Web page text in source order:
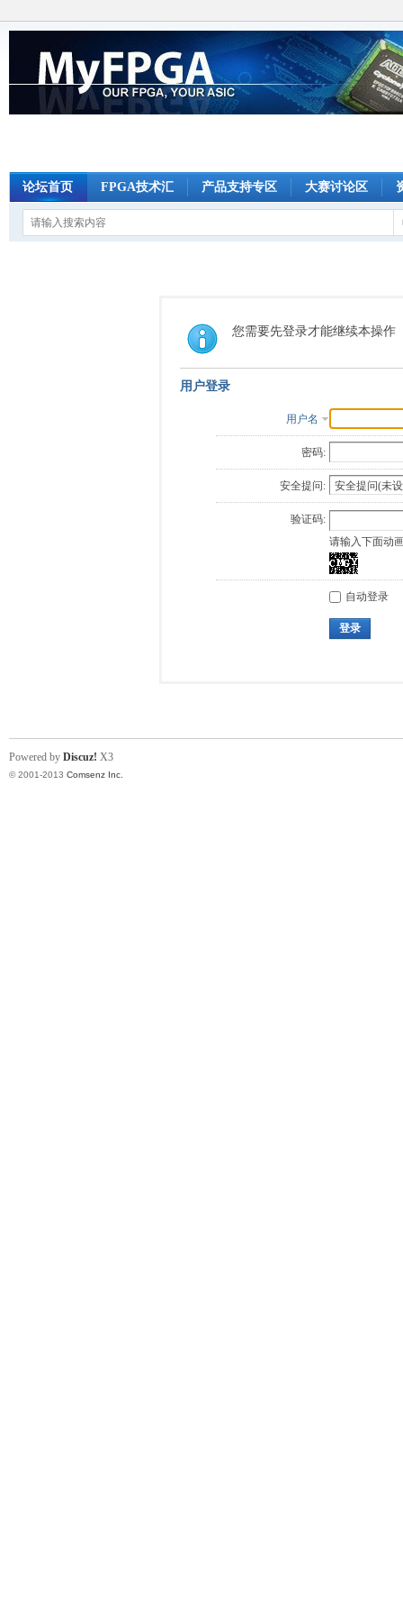
论坛首页 FPGA技术汇 产品支持专区 大赛讨论区
您需要先登录才能继续本操作
用户登录
用户名
密码:
安全提问:
验证码:
请输入下面动
自动登录
登录
Powered by Discuz! X3
© 2001-2013 Comsenz Inc.